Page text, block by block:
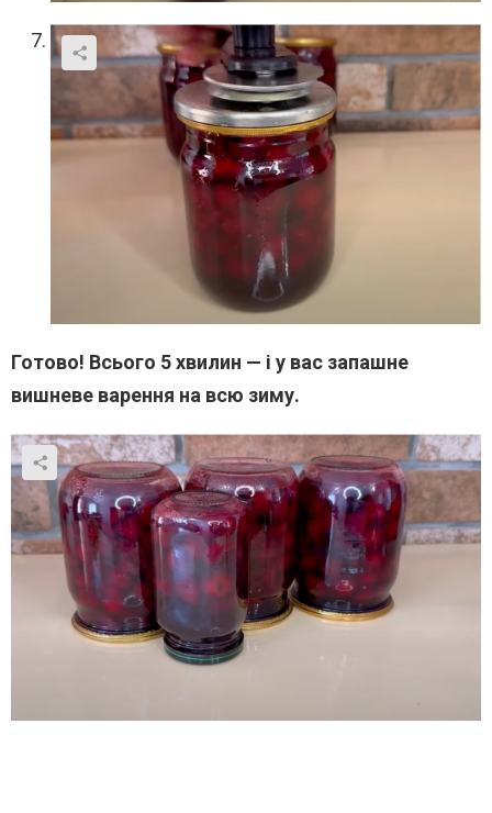
Готово! Всього 5 хвилин — і у вас запашне
вишневе варення на всю зиму.